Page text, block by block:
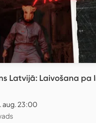
Latvijā: Laivošana pa
aug. 23:00